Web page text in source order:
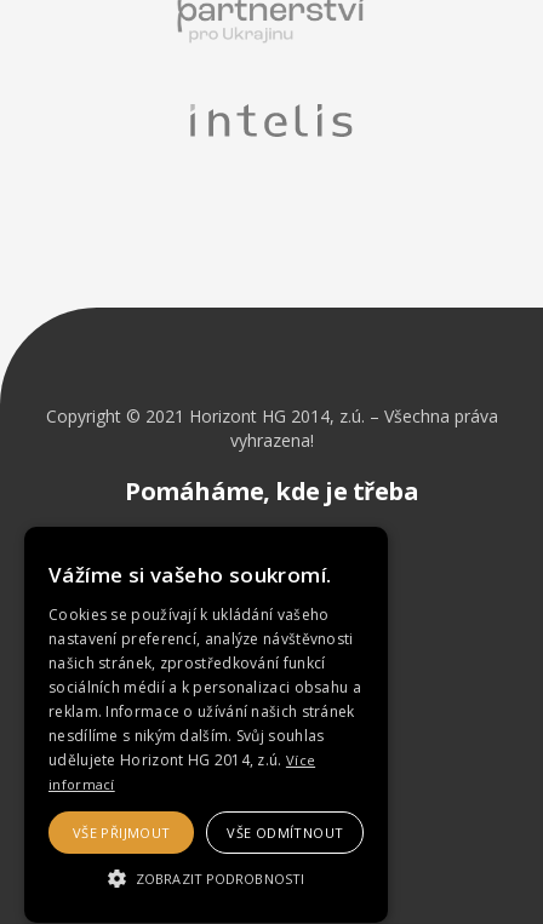
Copyright © 2021 Horizont HG 2014, z.ú. – Všechna práva
vyhrazena!
Pomáháme, kde je třeba
Úvod
Projekty
Aktuality
Jak podpořit
Kontakt
Vážíme si vašeho soukromí.
Cookies se používají k ukládání vašeho
nastavení preferencí, analýze návštěvnosti
našich stránek, zprostředkování funkcí
sociálních médií a k personalizaci obsahu a
reklam. Informace o užívání našich stránek
nesdílíme s nikým dalším. Svůj souhlas
udělujete Horizont HG 2014, z.ú. Více
informací
VŠE PŘIJMOUT VŠE ODMÍTNOUT
ZOBRAZIT PODROBNOSTI